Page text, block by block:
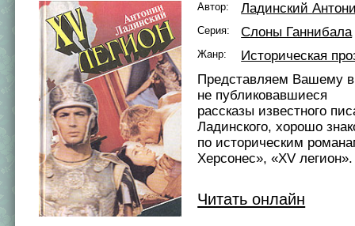
Автор: Ладинский
Серия: Слоны Ганнибала
Жанр:
Историческая
Представляем Вашему
не публиковавшиеся
рассказы известного
Ладинского, хорошо
по историческим
Херсонес», «XV легион».
Читать онлайн